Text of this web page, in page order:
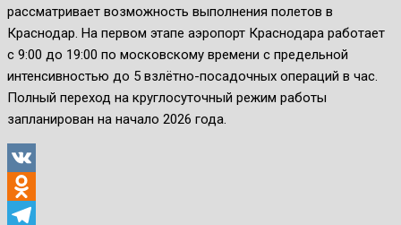
рассматривает возможность выполнения полетов в
Краснодар. На первом этапе аэропорт Краснодара работает
с 9:00 до 19:00 по московскому времени с предельной
интенсивностью до 5 взлётно-посадочных операций в час.
Полный переход на круглосуточный режим работы
запланирован на начало 2026 года.
VK
Odnoklassniki